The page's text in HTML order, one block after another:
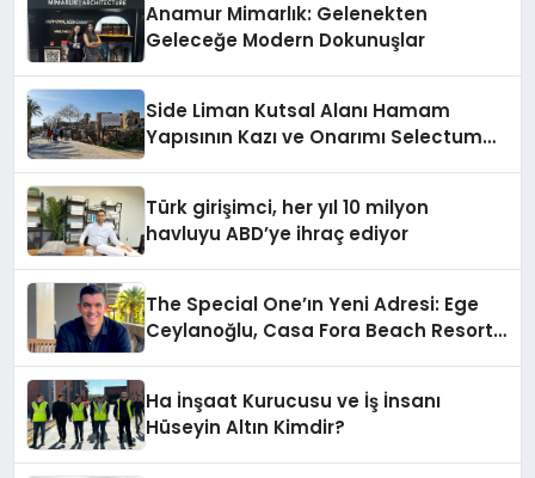
Anamur Mimarlık: Gelenekten
Geleceğe Modern Dokunuşlar
Side Liman Kutsal Alanı Hamam
Yapısının Kazı ve Onarımı Selectum
Türk girişimci, her yıl 10 milyon
havluyu ABD’ye ihraç ediyor
The Special One’ın Yeni Adresi: Ege
Ceylanoğlu, Casa Fora Beach Resort
Ha İnşaat Kurucusu ve İş İnsanı
Hüseyin Altın Kimdir?